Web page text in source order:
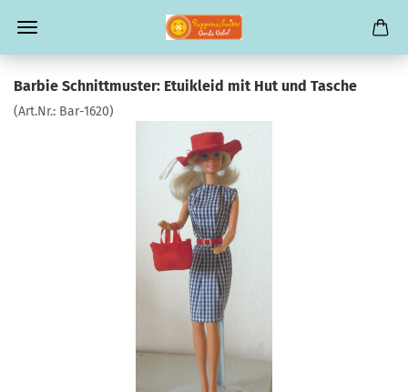
Barbie Schnittmuster: Etuikleid mit Hut und Tasche
(Art.Nr.: Bar-1620)